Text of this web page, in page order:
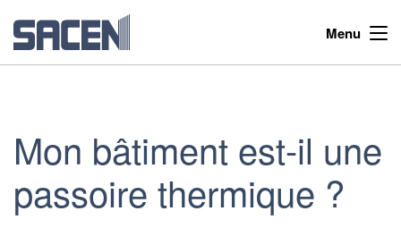
Menu
Mon bâtiment est-il une
passoire thermique ?